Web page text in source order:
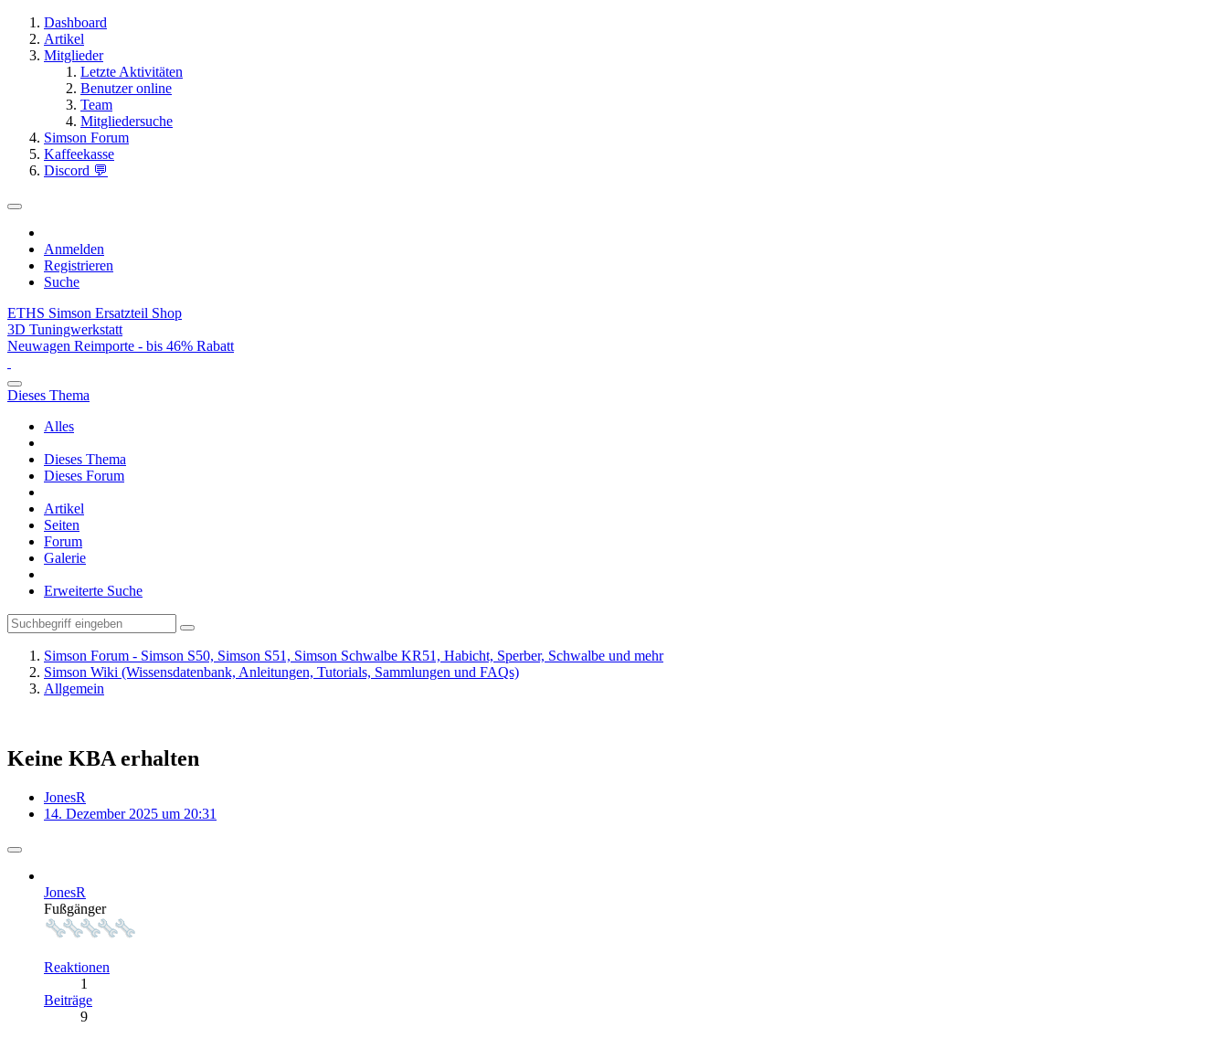
Dashboard
Artikel
Mitglieder
Letzte Aktivitäten
Benutzer online
Team
Mitgliedersuche
Simson Forum
Kaffeekasse
Discord 💬
Anmelden
Registrieren
Suche
ETHS Simson Ersatzteil Shop
3D Tuningwerkstatt
Neuwagen Reimporte - bis 46% Rabatt
Dieses Thema
Alles
Dieses Thema
Dieses Forum
Artikel
Seiten
Forum
Galerie
Erweiterte Suche
Simson Forum - Simson S50, Simson S51, Simson Schwalbe KR51, Habicht, Sperber, Schwalbe und mehr
Simson Wiki (Wissensdatenbank, Anleitungen, Tutorials, Sammlungen und FAQs)
Allgemein
Keine KBA erhalten
JonesR
14. Dezember 2025 um 20:31
JonesR
Fußgänger
Reaktionen
1
Beiträge
9